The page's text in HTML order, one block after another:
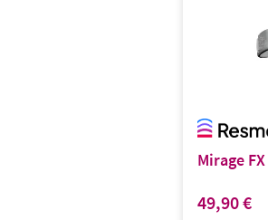
Mirage
Regulärer
49,90 €